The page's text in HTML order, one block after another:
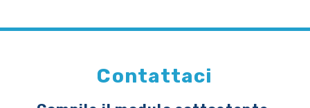
Contattaci